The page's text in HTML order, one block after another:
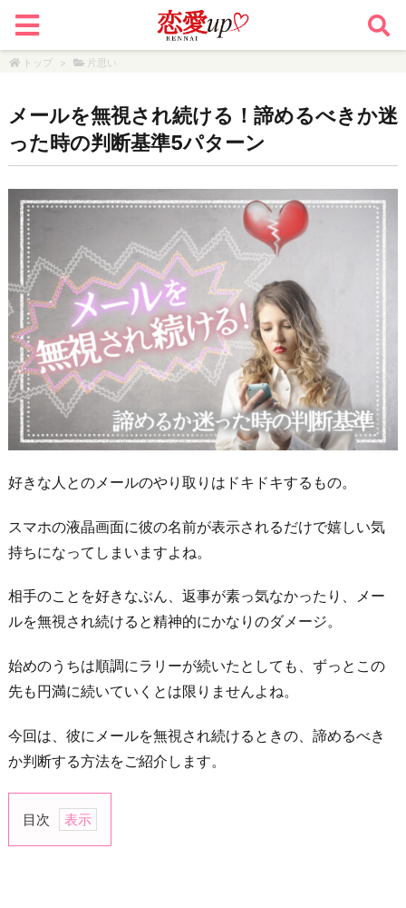
トップ > 片思い
メールを無視され続ける！諦めるべきか迷
った時の判断基準5パターン
好きな人とのメールのやり取りはドキドキするもの。
スマホの液晶画面に彼の名前が表示されるだけで嬉しい気
持ちになってしまいますよね。
相手のことを好きなぶん、返事が素っ気なかったり、メー
ルを無視され続けると精神的にかなりのダメージ。
始めのうちは順調にラリーが続いたとしても、ずっとこの
先も円満に続いていくとは限りませんよね。
今回は、彼にメールを無視され続けるときの、諦めるべき
か判断する方法をご紹介します。
目次
1.